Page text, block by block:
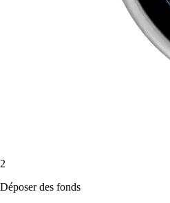
2
Déposer des fonds